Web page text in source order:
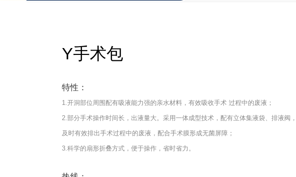
Y手术包
特性：
1.开洞部位周围配有吸液能力强的亲水材料，有效吸收手术 过程中的废液；
2.部分手术操作时间长，出液量大。采用一体成型技术，配有立体集液袋、排液阀，
及时有效排出手术过程中的废液，配合手术膜形成无菌屏障；
3.科学的扇形折叠方式，便于操作，省时省力。